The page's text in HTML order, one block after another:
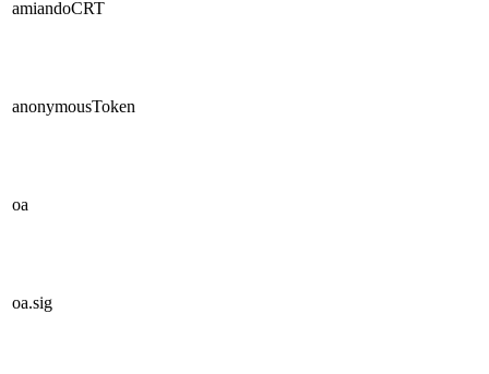
amiandoCRT
anonymousToken
oa
oa.sig